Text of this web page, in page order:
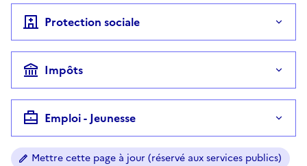
Protection sociale
Impôts
Emploi - Jeunesse
Mettre cette page à jour (réservé aux services publics)